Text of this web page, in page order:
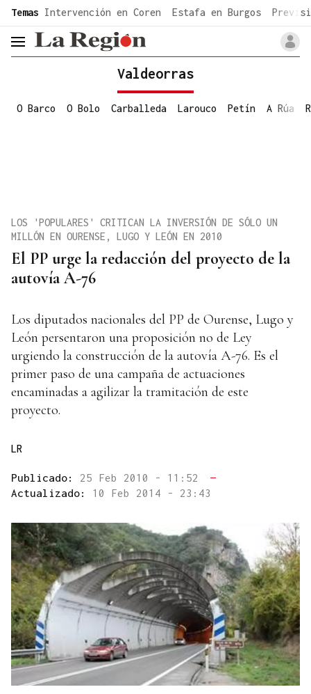
common.go-to-content
Temas Intervención en Coren Estafa en Burgos
header.menu.open
Valdeorras
O Barco O Bolo Carballeda Larouco Petín A Rúa
El PP urge la redacción del proyecto de la
autovía A-76
LOS 'POPULARES' CRITICAN LA INVERSIÓN DE SÓLO UN
MILLÓN EN OURENSE, LUGO Y LEÓN EN 2010
Los diputados nacionales del PP de Ourense, Lugo y
León persentaron una proposición no de Ley
urgiendo la construcción de la autovía A-76. Es el
primer paso de una campaña de actuaciones
encaminadas a agilizar la tramitación de este
proyecto.
LR
Publicado: 25 Feb 2010 - 11:52
—
Actualizado: 10 Feb 2014 - 23:43